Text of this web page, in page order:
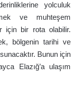
yolculuk
ve muhteşem
için bir rota olabilir.
bölgenin tarihi ve
Bunun için
Elazığ’a ulaşım